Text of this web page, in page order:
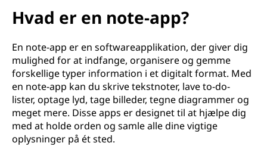
Hvad er en note-app?
En note-app er en softwareapplikation, der giver dig
mulighed for at indfange, organisere og gemme
forskellige typer information i et digitalt format. Med
en note-app kan du skrive tekstnoter, lave to-do-
lister, optage lyd, tage billeder, tegne diagrammer og
meget mere. Disse apps er designet til at hjælpe dig
med at holde orden og samle alle dine vigtige
oplysninger på ét sted.